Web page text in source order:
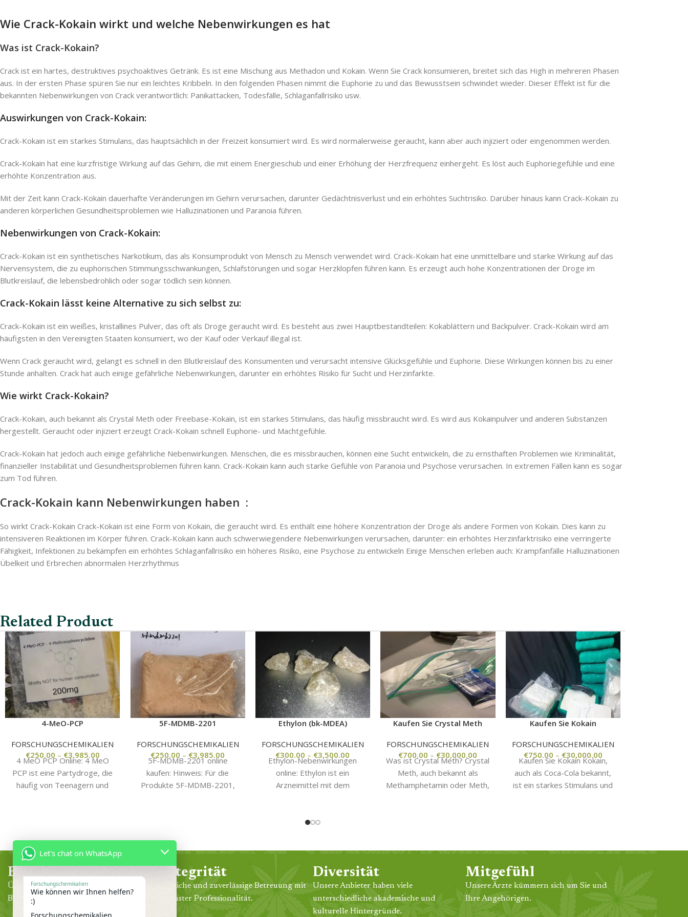
Wie Crack-Kokain wirkt und welche Nebenwirkungen es hat
Was ist Crack-Kokain?
Crack ist ein hartes, destruktives psychoaktives Getränk. Es ist eine Mischung aus Methadon und Kokain. Wenn Sie Crack konsumieren, breitet sich das High in mehreren Phasen
aus. In der ersten Phase spüren Sie nur ein leichtes Kribbeln. In den folgenden Phasen nimmt die Euphorie zu und das Bewusstsein schwindet wieder. Dieser Effekt ist für die
bekannten Nebenwirkungen von Crack verantwortlich: Panikattacken, Todesfälle, Schlaganfallrisiko usw.
Auswirkungen von Crack-Kokain:
Crack-Kokain ist ein starkes Stimulans, das hauptsächlich in der Freizeit konsumiert wird. Es wird normalerweise geraucht, kann aber auch injiziert oder eingenommen werden.
Crack-Kokain hat eine kurzfristige Wirkung auf das Gehirn, die mit einem Energieschub und einer Erhöhung der Herzfrequenz einhergeht. Es löst auch Euphoriegefühle und eine
erhöhte Konzentration aus.
Mit der Zeit kann Crack-Kokain dauerhafte Veränderungen im Gehirn verursachen, darunter Gedächtnisverlust und ein erhöhtes Suchtrisiko. Darüber hinaus kann Crack-Kokain zu
anderen körperlichen Gesundheitsproblemen wie Halluzinationen und Paranoia führen.
Nebenwirkungen von Crack-Kokain:
Crack-Kokain ist ein synthetisches Narkotikum, das als Konsumprodukt von Mensch zu Mensch verwendet wird. Crack-Kokain hat eine unmittelbare und starke Wirkung auf das
Nervensystem, die zu euphorischen Stimmungsschwankungen, Schlafstörungen und sogar Herzklopfen führen kann. Es erzeugt auch hohe Konzentrationen der Droge im
Blutkreislauf, die lebensbedrohlich oder sogar tödlich sein können.
Crack-Kokain lässt keine Alternative zu sich selbst zu:
Crack-Kokain ist ein weißes, kristallines Pulver, das oft als Droge geraucht wird. Es besteht aus zwei Hauptbestandteilen: Kokablättern und Backpulver. Crack-Kokain wird am
häufigsten in den Vereinigten Staaten konsumiert, wo der Kauf oder Verkauf illegal ist.
Wenn Crack geraucht wird, gelangt es schnell in den Blutkreislauf des Konsumenten und verursacht intensive Glücksgefühle und Euphorie. Diese Wirkungen können bis zu einer
Stunde anhalten. Crack hat auch einige gefährliche Nebenwirkungen, darunter ein erhöhtes Risiko für Sucht und Herzinfarkte.
Wie wirkt Crack-Kokain?
Crack-Kokain, auch bekannt als Crystal Meth oder Freebase-Kokain, ist ein starkes Stimulans, das häufig missbraucht wird. Es wird aus Kokainpulver und anderen Substanzen
hergestellt. Geraucht oder injiziert erzeugt Crack-Kokain schnell Euphorie- und Machtgefühle.
Crack-Kokain hat jedoch auch einige gefährliche Nebenwirkungen. Menschen, die es missbrauchen, können eine Sucht entwickeln, die zu ernsthaften Problemen wie Kriminalität,
finanzieller Instabilität und Gesundheitsproblemen führen kann. Crack-Kokain kann auch starke Gefühle von Paranoia und Psychose verursachen. In extremen Fällen kann es sogar
zum Tod führen.
Crack-Kokain kann Nebenwirkungen haben :
So wirkt Crack-Kokain Crack-Kokain ist eine Form von Kokain, die geraucht wird. Es enthält eine höhere Konzentration der Droge als andere Formen von Kokain. Dies kann zu
intensiveren Reaktionen im Körper führen. Crack-Kokain kann auch schwerwiegendere Nebenwirkungen verursachen, darunter: ein erhöhtes Herzinfarktrisiko eine verringerte
Fähigkeit, Infektionen zu bekämpfen ein erhöhtes Schlaganfallrisiko ein höheres Risiko, eine Psychose zu entwickeln Einige Menschen erleben auch: Krampfanfälle Halluzinationen
Übelkeit und Erbrechen abnormalen Herzrhythmus
Related Product
4-MeO-PCP
FORSCHUNGSCHEMIKALIEN
€250.00 – €3,985.00
4 MeO PCP Online: 4 MeO
PCP ist eine Partydroge, die
häufig von Teenagern und
5F-MDMB-2201
FORSCHUNGSCHEMIKALIEN
€250.00 – €3,985.00
5F-MDMB-2201 online
kaufen: Hinweis: Für die
Produkte 5F-MDMB-2201,
Ethylon (bk-MDEA)
FORSCHUNGSCHEMIKALIEN
€300.00 – €3,500.00
Ethylon-Nebenwirkungen
online: Ethylon ist ein
Arzneimittel mit dem
anderem als Anti-Aging-
Kaufen Sie Crystal Meth
FORSCHUNGSCHEMIKALIEN
€700.00 – €30,000.00
Was ist Crystal Meth? Crystal
Meth, auch bekannt als
Methamphetamin oder Meth,
Kaufen Sie Kokain
FORSCHUNGSCHEMIKALIEN
€750.00 – €30,000.00
Kaufen Sie Kokain Kokain,
auch als Coca-Cola bekannt,
ist ein starkes Stimulans und
Erfahrung
Über 30 Jahre klinische Praxis in der
Behandlung unserer Gemeinde.
Integrität
Ehrliche und zuverlässige Betreuung mit
höchster Professionalität.
Diversität
Unsere Anbieter haben viele
unterschiedliche akademische und
kulturelle Hintergründe.
Mitgefühl
Unsere Ärzte kümmern sich um Sie und
Ihre Angehörigen.
Let's chat on WhatsApp
Forschungschemikalien
Wie können wir Ihnen helfen?
:)